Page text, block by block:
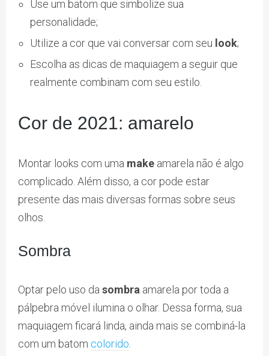
Use um batom que simbolize sua
personalidade;
Utilize a cor que vai conversar com seu look;
Escolha as dicas de maquiagem a seguir que
realmente combinam com seu estilo.
Cor de 2021: amarelo
Montar looks com uma make amarela não é algo
complicado. Além disso, a cor pode estar
presente das mais diversas formas sobre seus
olhos.
Sombra
Optar pelo uso da sombra amarela por toda a
pálpebra móvel ilumina o olhar. Dessa forma, sua
maquiagem ficará linda, ainda mais se combiná-la
com um batom colorido